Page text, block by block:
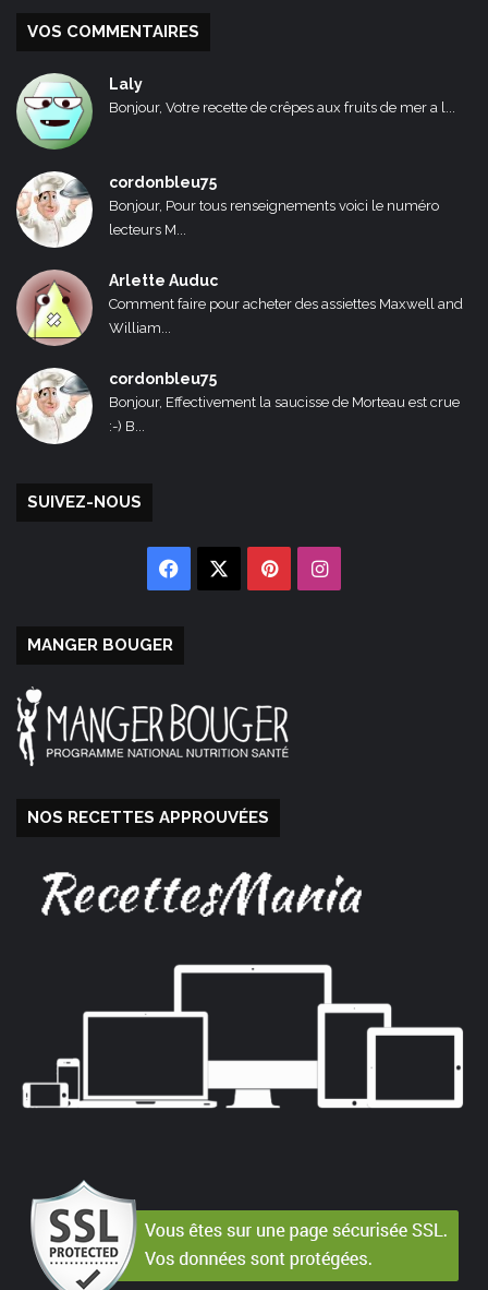
VOS COMMENTAIRES
Laly
Bonjour, Votre recette de crêpes aux fruits de mer a l...
cordonbleu75
Bonjour, Pour tous renseignements voici le numéro
lecteurs M...
Arlette Auduc
Comment faire pour acheter des assiettes Maxwell and
William...
cordonbleu75
Bonjour, Effectivement la saucisse de Morteau est crue
:-) B...
SUIVEZ-NOUS
Facebook PinterestInstagram
MANGER BOUGER
NOS RECETTES APPROUVÉES